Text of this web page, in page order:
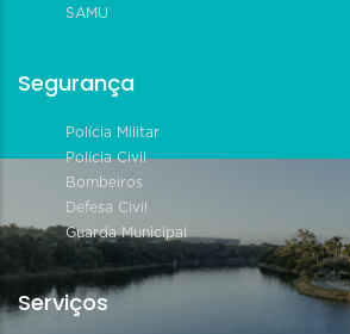
SAMU
Segurança
Polícia Militar
Polícia Civil
Bombeiros
Defesa Civil
Guarda Municipal
Serviços